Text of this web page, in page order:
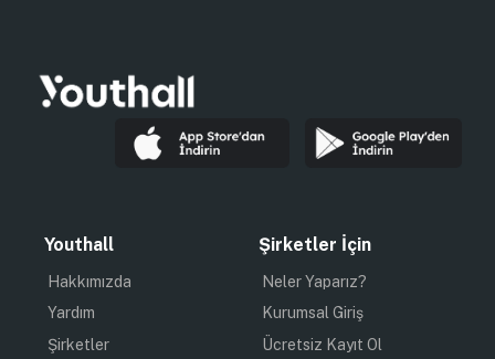
Youthall
Hakkımızda
Yardım
Şirketler
Şirketler İçin
Neler Yaparız?
Kurumsal Giriş
Ücretsiz Kayıt Ol